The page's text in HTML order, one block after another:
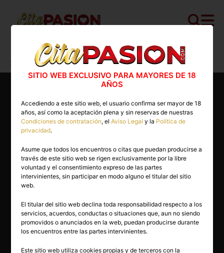
Cita PASION.COM>Escorts>Sevilla>
Sevilla capital>Leidy
29 años
LEIDY
Sevilla capital(Sevilla)
SITIO WEB EXCLUSIVO PARA MAYORES DE 18
AÑOS
Accediendo a este sitio web, el usuario confirma ser mayor de 18
años, así como la aceptación plena y sin reservas de nuestras
Condiciones de contratación, elAviso Legal y la Política de
privacidad.
Asume que todos los encuentros o citas que puedan producirse a
través de este sitio web se rigen exclusivamente por la libre
voluntad y el consentimiento expreso de las partes
intervinientes, sin participar en modo alguno el titular del sitio
web.
El titular del sitio web declina toda responsabilidad respecto a los
servicios, acuerdos, conductas o situaciones que, aun no siendo
promovidos o anunciados en la web, puedan producirse durante
los encuentros entre las partes intervinientes.
Este sitio web utiliza cookies propias y de terceros con la